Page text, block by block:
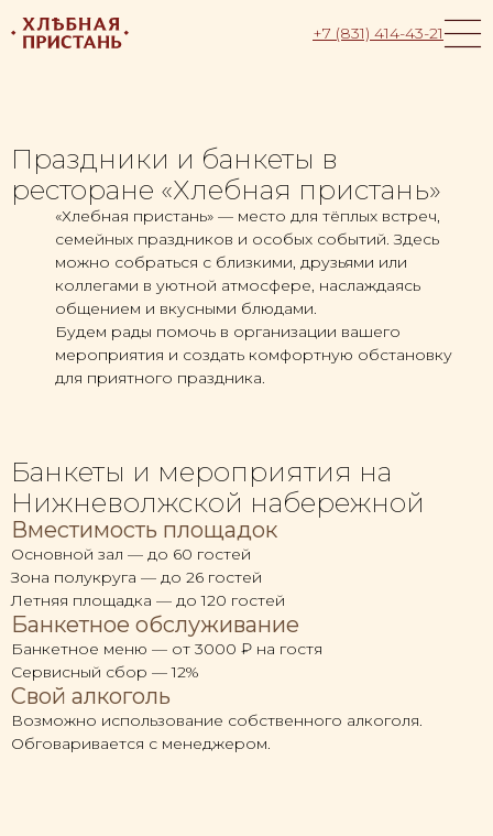
+7 (831) 414-43-21
Праздники и банкеты в
ресторане «Хлебная пристань»
«Хлебная пристань» — место для тёплых встреч,
семейных праздников и особых событий. Здесь
можно собраться с близкими, друзьями или
коллегами в уютной атмосфере, наслаждаясь
общением и вкусными блюдами.
Будем рады помочь в организации вашего
мероприятия и создать комфортную обстановку
для приятного праздника.
Банкеты и мероприятия на
Нижневолжской набережной
Вместимость площадок
Основной зал — до 60 гостей
Зона полукруга — до 26 гостей
Летняя площадка — до 120 гостей
Банкетное обслуживание
Банкетное меню — от 3000 ₽ на гостя
Сервисный сбор — 12%
Свой алкоголь
Возможно использование собственного алкоголя.
Обговаривается с менеджером.